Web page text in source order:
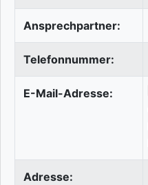
Ansprechpartner:
Telefonnummer:
E-Mail-Adresse:
Adresse: